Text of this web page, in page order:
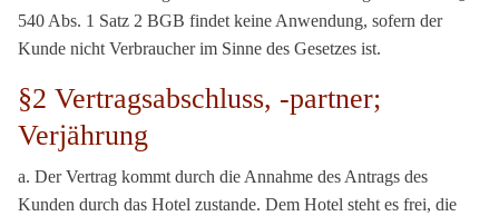
540 Abs. 1 Satz 2 BGB findet keine Anwendung, sofern der
Kunde nicht Verbraucher im Sinne des Gesetzes ist.
§2 Vertragsabschluss, -partner;
Verjährung
a. Der Vertrag kommt durch die Annahme des Antrags des
Kunden durch das Hotel zustande. Dem Hotel steht es frei, die